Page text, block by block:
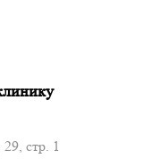
стр. 1